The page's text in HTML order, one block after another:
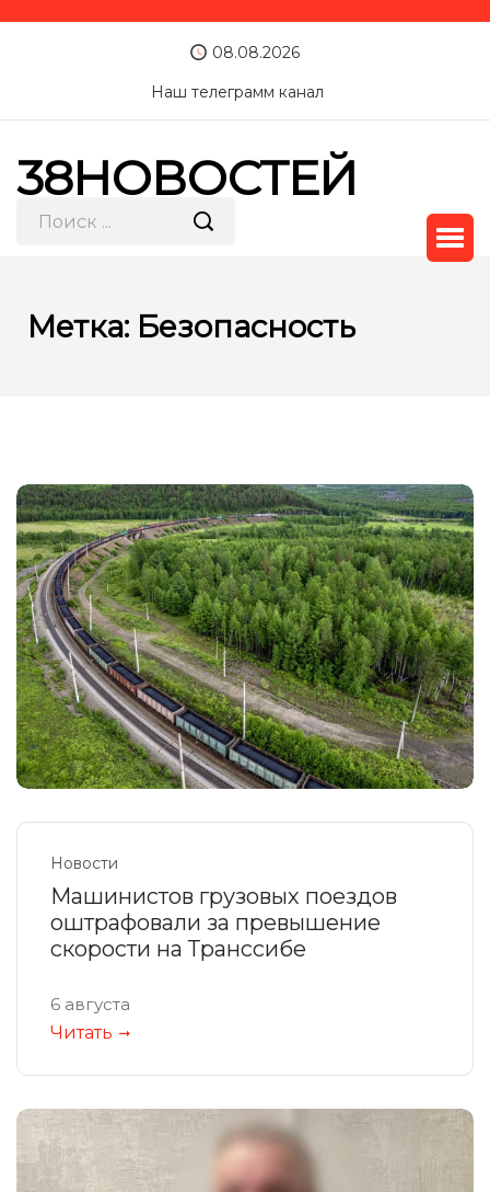
08.08.2026
Наш телеграмм канал
38НОВОСТЕЙ
Метка: Безопасность
Новости
Машинистов грузовых поездов
оштрафовали за превышение
скорости на Транссибе
6 августа
Читать